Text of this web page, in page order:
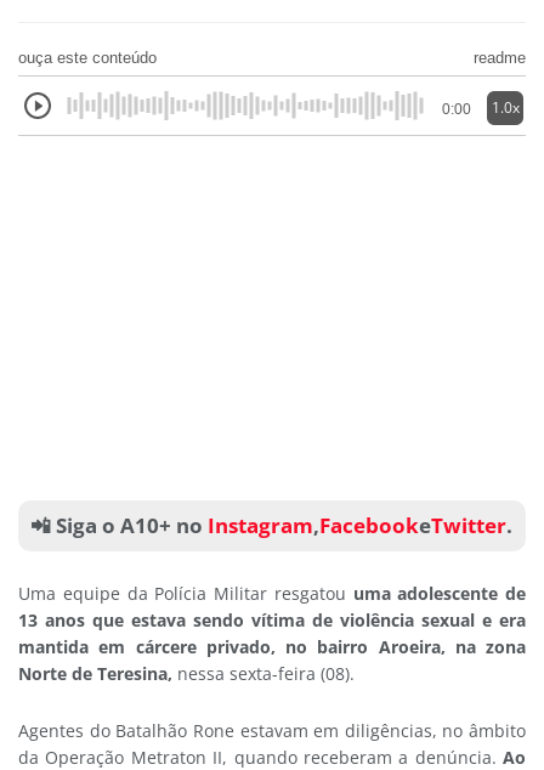
ouça este conteúdo readme
0:00 1.0x
📲 Siga o A10+ no Instagram,FacebookeTwitter.
Uma equipe da Polícia Militar resgatou uma adolescente de
13 anos que estava sendo vítima de violência sexual e era
mantida em cárcere privado, no bairro Aroeira, na zona
Norte de Teresina, nessa sexta-feira (08).
Agentes do Batalhão Rone estavam em diligências, no âmbito
da Operação Metraton II, quando receberam a denúncia. Ao